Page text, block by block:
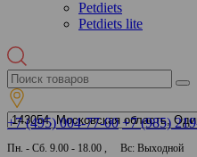
Petdiets
Petdiets lite
+7 (495) 004-77-00 +7 (985)
Пн. - Сб. 9.00 - 18.00 , Вс: Выходной